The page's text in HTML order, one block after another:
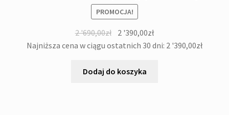
PROMOCJA!
2 '690,00zł Pierwotna
cena
2
2 '390,00złAktualna
cena
Najniższa cena w ciągu ostatnich 30 dni: 2 '390,00zł
Dodaj do koszyka